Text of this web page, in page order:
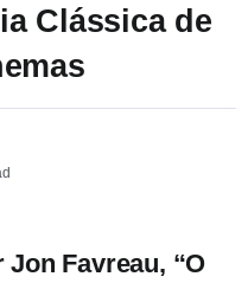
Clássica de
Favreau, “O